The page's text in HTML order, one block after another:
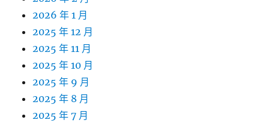
2026 年 1 月
2025 年 12 月
2025 年 11 月
2025 年 10 月
2025 年 9 月
2025 年 8 月
2025 年 7 月